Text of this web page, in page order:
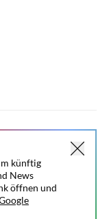
künftig
News
öffnen und